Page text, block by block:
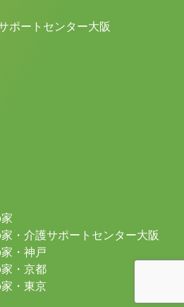
ポートセンター大阪
・介護サポートセンター大阪
・神戸
・京都
・東京